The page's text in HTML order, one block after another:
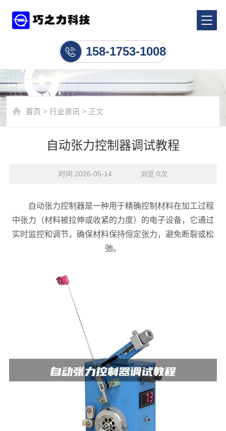
158-1753-1008
首页 >行业资讯 > 正文
自动张力控制器调试教程
时间:2026-05-14    浏览:0次
自动张力控制器是一种用于精确控制材料在加工过程
中张力（材料被拉伸或收紧的力度）的电子设备，它通过
实时监控和调节，确保材料保持恒定张力，避免断裂或松
弛。